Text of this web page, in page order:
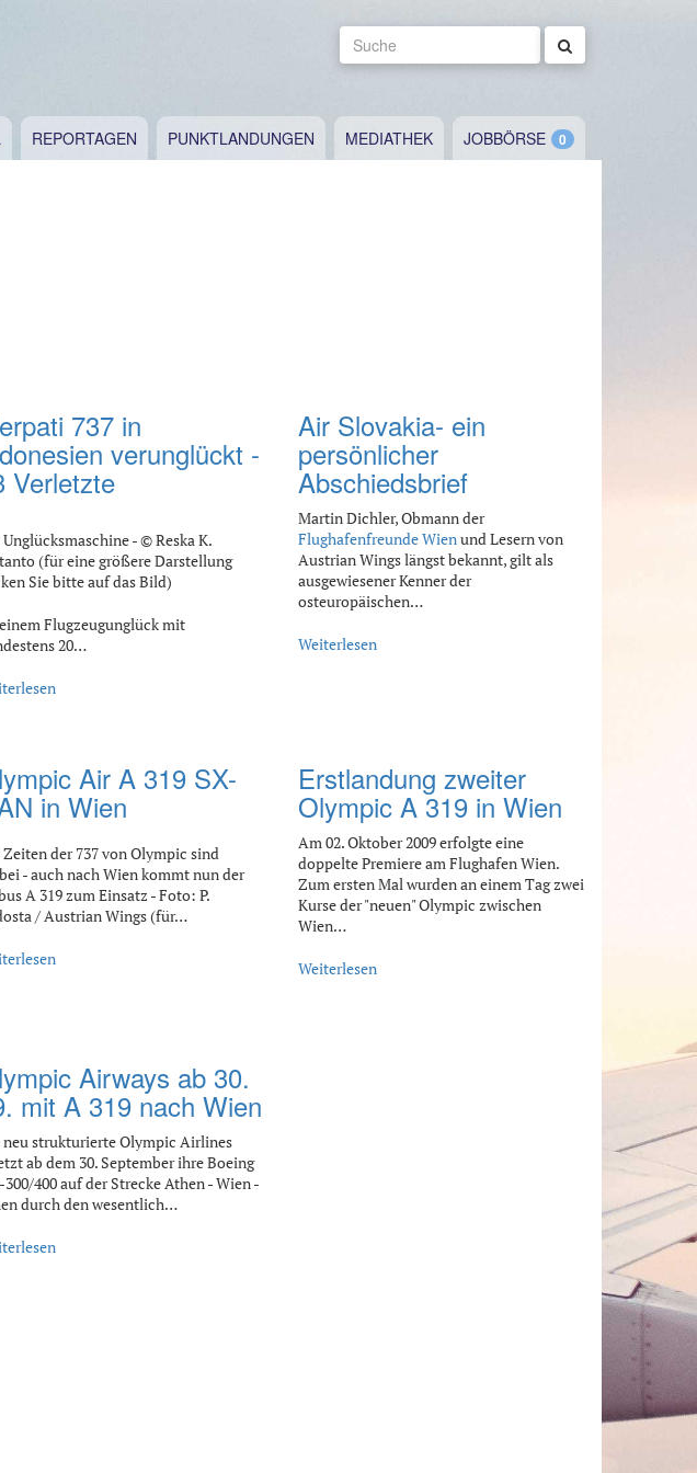
Suche
REPORTAGEN PUNKTLANDUNGEN MEDIATHEK JOBBÖRSE
737 in
verunglückt -
Verletzte
- © Reska K.
(für eine größere Darstellung
Sie bitte auf das Bild)
Flugzeugunglück mit
20…
Air Slovakia- ein
persönlicher
Abschiedsbrief
Martin Dichler, Obmann der
Flughafenfreunde Wienund Lesern von
Austrian Wings längst bekannt, gilt als
ausgewiesener Kenner der
osteuropäischen…
Weiterlesen
Air A 319 SX-
in Wien
der 737 von Olympic sind
- auch nach Wien kommt nun der
A 319 zum Einsatz - Foto: P.
/ Austrian Wings (für…
Erstlandung zweiter
Olympic A 319 in Wien
Am 02. Oktober 2009 erfolgte eine
doppelte Premiere am Flughafen Wien.
Zum ersten Mal wurden an einem Tag zwei
Kurse der "neuen" Olympic zwischen
Wien…
Weiterlesen
Airways ab 30.
mit A 319 nach Wien
neu strukturierte Olympic Airlines
ab dem 30. September ihre Boeing
300/400 auf der Strecke Athen - Wien -
durch den wesentlich…